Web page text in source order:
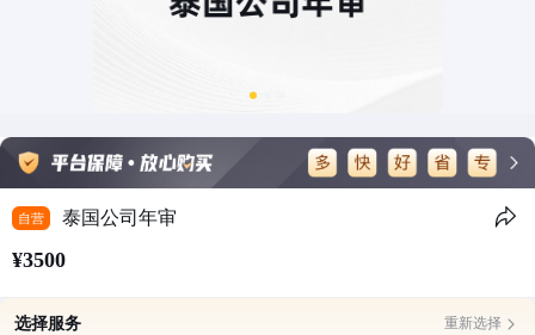
自营 泰国公司年审
¥3500
选择服务 重新选择